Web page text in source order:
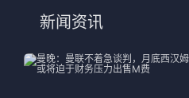
新闻资讯